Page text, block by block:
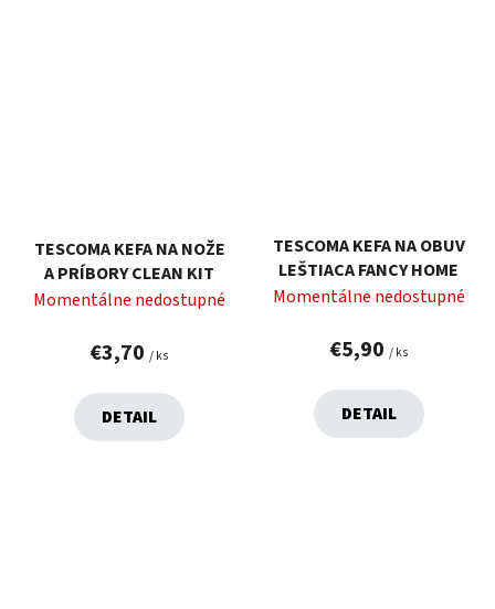
TESCOMA KEFA NA NOŽE
A PRÍBORY CLEAN KIT
Momentálne nedostupné
€3,70 / ks
DETAIL
TESCOMA KEFA NA OBUV
LEŠTIACA FANCY HOME
Momentálne nedostupné
€5,90 / ks
DETAIL